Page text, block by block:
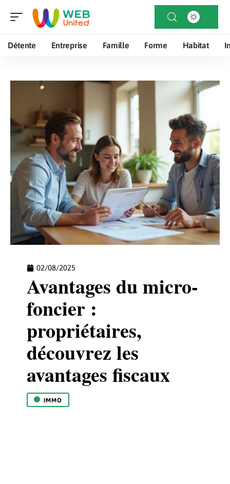
Détente Entreprise Famille Forme Habitat
02/08/2025
Avantages du micro-
foncier :
propriétaires,
découvrez les
avantages fiscaux
IMMO